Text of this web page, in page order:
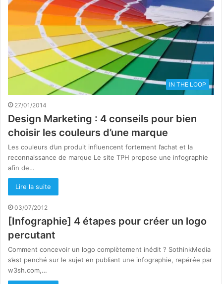
IN THE LOOP
27/01/2014
Design Marketing : 4 conseils pour bien
choisir les couleurs d’une marque
Les couleurs d’un produit influencent fortement l’achat et la
reconnaissance de marque Le site TPH propose une infographie
afin de…
Lire la suite
03/07/2012
[Infographie] 4 étapes pour créer un logo
percutant
Comment concevoir un logo complètement inédit ? SothinkMedia
s’est penché sur le sujet en publiant une infographie, repérée par
w3sh.com,…